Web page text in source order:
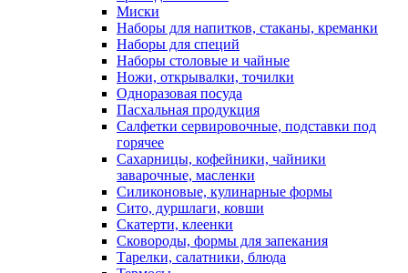
Миски
Наборы для напитков, стаканы, креманки
Наборы для специй
Наборы столовые и чайные
Ножи, открывалки, точилки
Одноразовая посуда
Пасхальная продукция
Салфетки сервировочные, подставки под
горячее
Сахарницы, кофейники, чайники
заварочные, масленки
Силиконовые, кулинарные формы
Сито, дуршлаги, ковши
Скатерти, клеенки
Сковороды, формы для запекания
Тарелки, салатники, блюда